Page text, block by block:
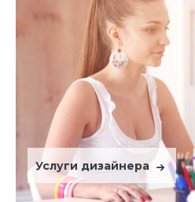
Услуги дизайнера